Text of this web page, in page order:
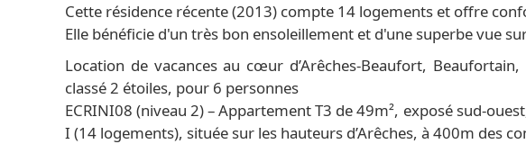
Cette résidence récente (2013) compte 14 logements et offre
Elle bénéficie d'un très bon ensoleillement et d'une superbe vue
Location de vacances au cœur d’Arêches-Beaufort, Beaufortain,
classé 2 étoiles, pour 6 personnes
ECRINI08 (niveau 2) – Appartement T3 de 49m², exposé sud-
I (14 logements), située sur les hauteurs d’Arêches, à 400m des